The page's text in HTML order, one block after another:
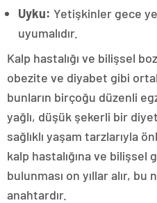
Uyku: Yetişkinler gece
uyumalıdır.
Kalp hastalığı ve bilişsel
obezite ve diyabet gibi
bunların birçoğu düzenli
yağlı, düşük şekerli bir
sağlıklı yaşam tarzlarıyla
kalp hastalığına ve bilişsel
bulunması on yıllar alır,
anahtardır.